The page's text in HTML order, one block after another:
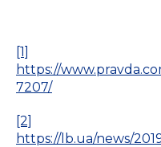
[1]
https://
7207/
[2]
https://lb.ua/news/